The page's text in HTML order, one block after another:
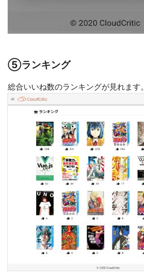
⑤ランキング
総合いいね数のランキングが見れます。